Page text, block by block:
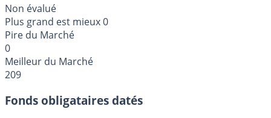
Non évalué
Plus grand est mieux0
Pire du Marché
0
Meilleur du Marché
209
Fonds obligataires datés